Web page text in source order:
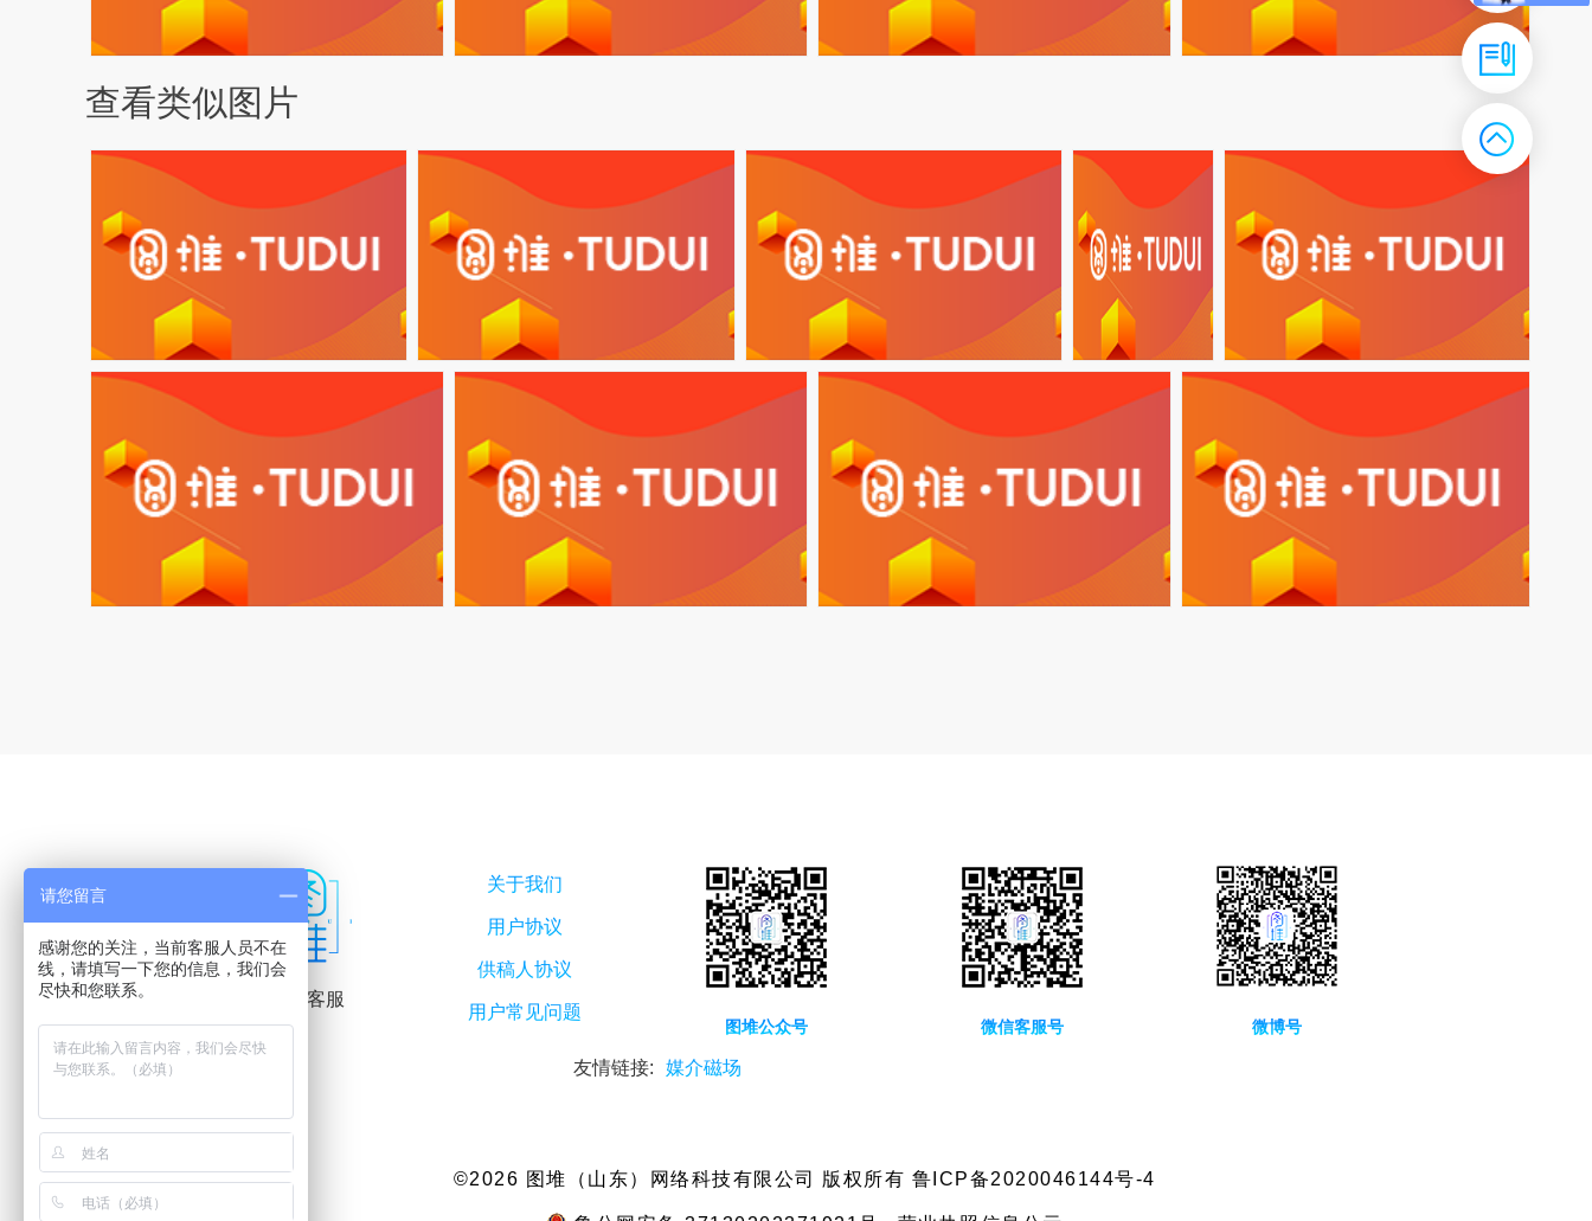
查看类似图片
联系客服
关于我们
用户协议
供稿人协议
用户常见问题
图堆公众号 微信客服号 微博号
友情链接: 媒介磁场
©2026 图堆（山东）网络科技有限公司 版权所有 鲁ICP备2020046144号-4
请您留言
感谢您的关注，当前客服人员不在
线，请填写一下您的信息，我们会
尽快和您联系。